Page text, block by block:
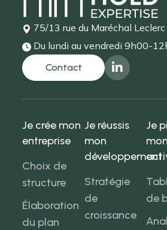
75/13 rue du Maréchal Leclerc
Du lundi au vendredi9h00-
Je crée mon
entreprise
Choix de
structure
Élaboration
du plan
Je réussis
mon
développement
Stratégie
de
croissance
Je
mon
de